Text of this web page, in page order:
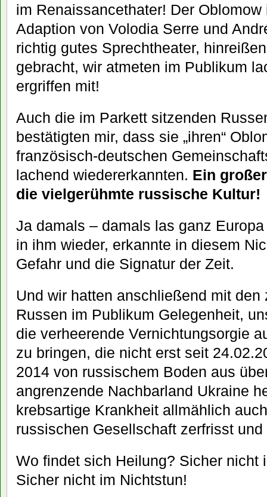
im Renaissancethater! Der
Adaption von Volodia Serre und
richtig gutes Sprechtheater,
gebracht, wir atmeten im Publikum
ergriffen mit!
Auch die im Parkett sitzenden
bestätigten mir, dass sie „ihren“
französisch-deutschen
lachend wiedererkannten. Ein
die vielgerühmte russische Kultur!
Ja damals – damals las ganz
in ihm wieder, erkannte in diesem
Gefahr und die Signatur der Zeit.
Und wir hatten anschließend mit
Russen im Publikum Gelegenheit,
die verheerende Vernichtungsorgie
zu bringen, die nicht erst seit
2014 von russischem Boden aus
angrenzende Nachbarland Ukraine
krebsartige Krankheit allmählich
russischen Gesellschaft zerfrisst und
Wo findet sich Heilung? Sicher nicht
Sicher nicht im Nichtstun!